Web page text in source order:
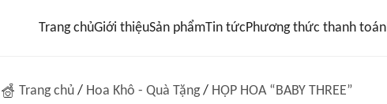
Trang chủGiới thiệuSản phẩmTin tức Phương thức thanh toán
Trang chủ / Hoa Khô - Quà Tặng / HỘP HOA “BABY THREE”